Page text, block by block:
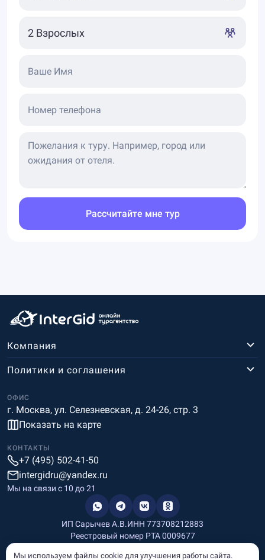
Ваше Имя
Номер телефона
Рассчитайте мне тур
Компания
ОФИС
г. Москва, ул. Селезневская, д. 24-26, стр. 3
Показать на карте
Политики и соглашения
КОНТАКТЫ
+7 (495) 502-41-50
intergidru@yandex.ru
Мы на связи c 10 до 21
ИП Сарычев А.В.ИНН 773708212883
Реестровый номер РТА 0009677
Мы используем файлы cookie для улучшения работы сайта.